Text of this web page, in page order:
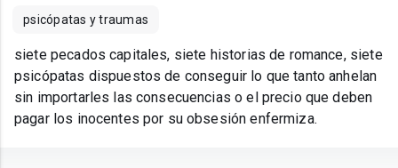
psicópatas y traumas
siete pecados capitales, siete historias de romance, siete
psicópatas dispuestos de conseguir lo que tanto anhelan
sin importarles las consecuencias o el precio que deben
pagar los inocentes por su obsesión enfermiza.